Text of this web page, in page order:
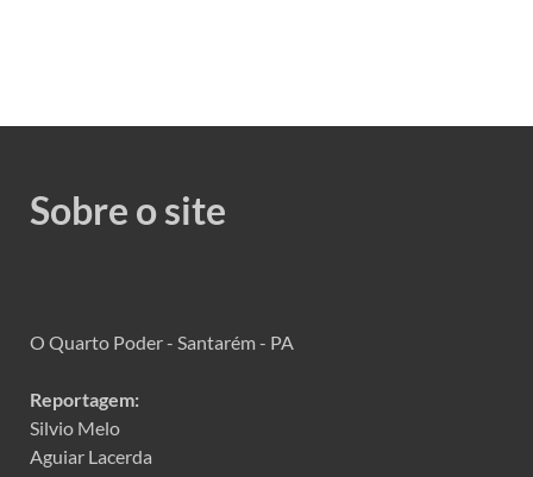
Sobre o site
O Quarto Poder - Santarém - PA
Reportagem:
Silvio Melo
Aguiar Lacerda